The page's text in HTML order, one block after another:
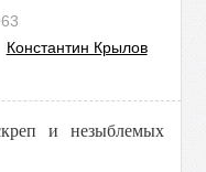
Константин Крылов
и незыблемых